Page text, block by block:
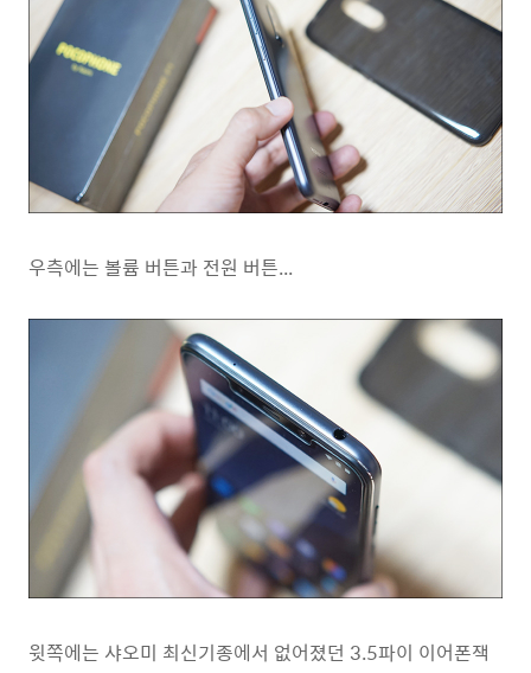
우측에는 볼륨 버튼과 전원 버튼...
윗쪽에는 샤오미 최신기종에서 없어졌던 3.5파이 이어폰잭